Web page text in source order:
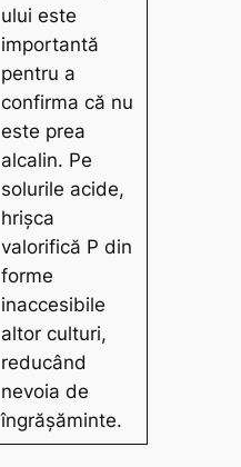
ului este
importantă
pentru a
confirma că nu
este prea
alcalin. Pe
solurile acide,
hrișca
valorifică P din
forme
inaccesibile
altor culturi,
reducând
nevoia de
îngrășăminte.